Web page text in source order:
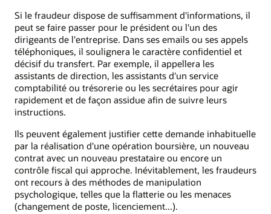
Si le fraudeur dispose de suffisamment d'informations, il
peut se faire passer pour le président ou l'un des
dirigeants de l'entreprise. Dans ses emails ou ses appels
téléphoniques, il soulignera le caractère confidentiel et
décisif du transfert. Par exemple, il appellera les
assistants de direction, les assistants d'un service
comptabilité ou trésorerie ou les secrétaires pour agir
rapidement et de façon assidue afin de suivre leurs
instructions.
Ils peuvent également justifier cette demande inhabituelle
par la réalisation d'une opération boursière, un nouveau
contrat avec un nouveau prestataire ou encore un
contrôle fiscal qui approche. Inévitablement, les fraudeurs
ont recours à des méthodes de manipulation
psychologique, telles que la flatterie ou les menaces
(changement de poste, licenciement...).